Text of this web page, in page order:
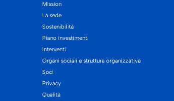
Mission
La sede
Sostenibilità
Piano investimenti
Interventi
Organi sociali e struttura organizzativa
Soci
Privacy
Qualità